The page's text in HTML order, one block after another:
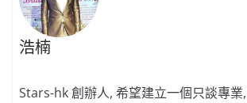
浩楠
Stars-hk 創辦人, 希望建立一個只談專